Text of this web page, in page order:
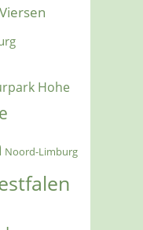
Hohe
Noord-Limburg